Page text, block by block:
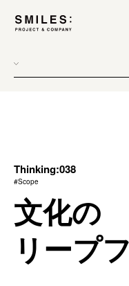
scope
process
team management
method
Thinking:038
#Scope
文化の
リープ